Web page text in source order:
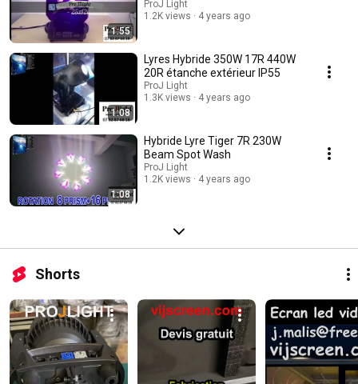
1:55
ProJ Light
1.2K views
4 years ago
1:08
Lyres Hybride 350W 17R 440W
20R étanche extérieur IP55
ProJ Light
1.3K views
4 years ago
1:08
Hybride Lyre Tiger 7R 230W
Beam Spot Wash
ProJ Light
1.2K views
4 years ago
Shorts